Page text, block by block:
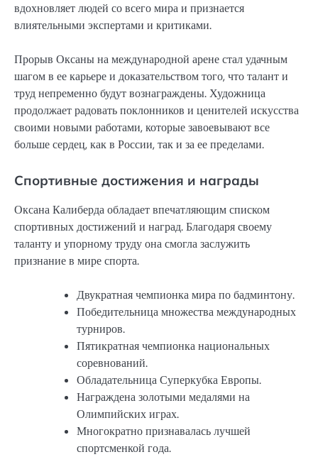
вдохновляет людей со всего мира и признается
влиятельными экспертами и критиками.
Прорыв Оксаны на международной арене стал удачным
шагом в ее карьере и доказательством того, что талант и
труд непременно будут вознаграждены. Художница
продолжает радовать поклонников и ценителей искусства
своими новыми работами, которые завоевывают все
больше сердец, как в России, так и за ее пределами.
Спортивные достижения и награды
Оксана Калиберда обладает впечатляющим списком
спортивных достижений и наград. Благодаря своему
таланту и упорному труду она смогла заслужить
признание в мире спорта.
Двукратная чемпионка мира по бадминтону.
Победительница множества международных
турниров.
Пятикратная чемпионка национальных
соревнований.
Обладательница Суперкубка Европы.
Награждена золотыми медалями на
Олимпийских играх.
Многократно признавалась лучшей
спортсменкой года.